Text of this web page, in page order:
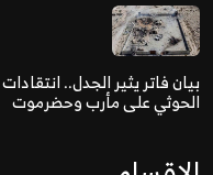
بيان فاتر يثير الجدل..
الحوثي على مأرب وحضرموت